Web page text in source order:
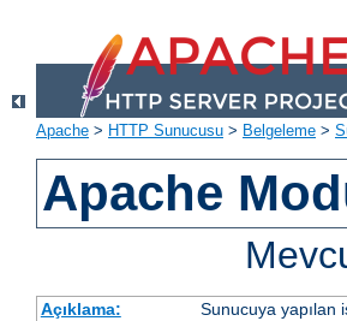
Apache > HTTP Sunucusu > Belgeleme >
Apache
Açıklama:
Sunucuya yapılan